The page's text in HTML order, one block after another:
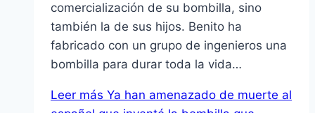
comercialización de su bombilla, sino
también la de sus hijos. Benito ha
fabricado con un grupo de ingenieros una
bombilla para durar toda la vida…
Leer más Ya han amenazado de muerte al